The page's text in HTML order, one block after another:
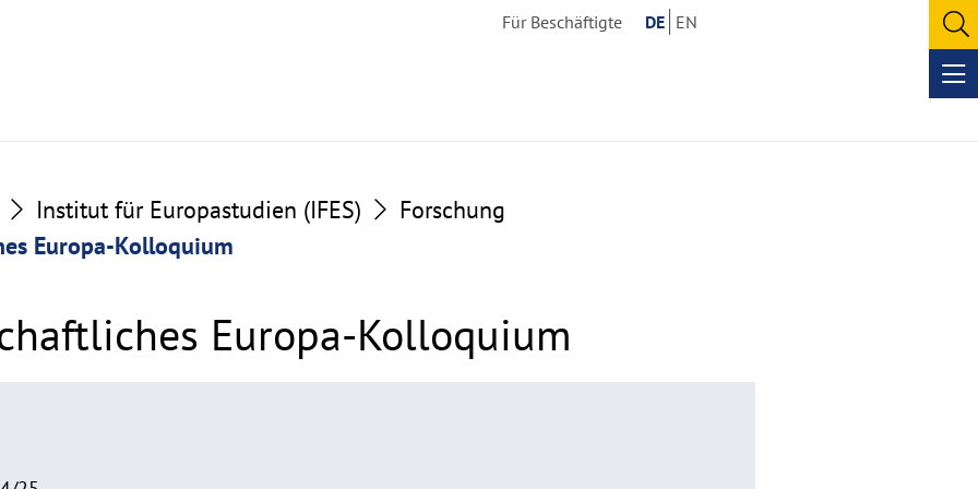
Für Beschäftigte DE EN
Institut für Europastudien (IFES)
Forschung
Europa-Kolloquium
Europa-Kolloquium